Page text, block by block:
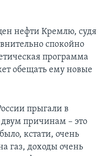
нефти Кремлю, судя
спокойно
программа
обещать ему новые
прыгали в
причинам – это
кстати, очень
газ, доходы очень